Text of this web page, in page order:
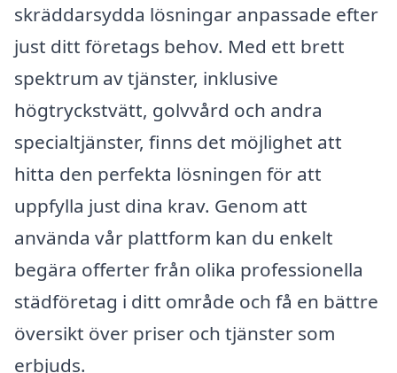
skräddarsydda lösningar anpassade efter
just ditt företags behov. Med ett brett
spektrum av tjänster, inklusive
högtryckstvätt, golvvård och andra
specialtjänster, finns det möjlighet att
hitta den perfekta lösningen för att
uppfylla just dina krav. Genom att
använda vår plattform kan du enkelt
begära offerter från olika professionella
städföretag i ditt område och få en bättre
översikt över priser och tjänster som
erbjuds.